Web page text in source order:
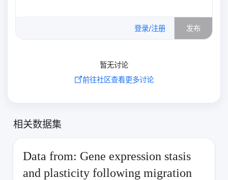
登录/注册 发布
暂无讨论
前往社区查看更多讨论
相关数据集
Data from: Gene expression stasis
and plasticity following migration